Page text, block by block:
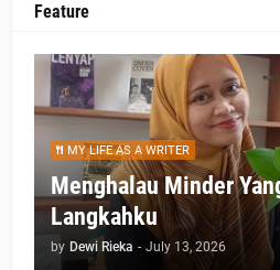
Feature
MY LIFE AS A WRITER
Menghalau Minder
Langkahku
by Dewi Rieka - July 13, 2026